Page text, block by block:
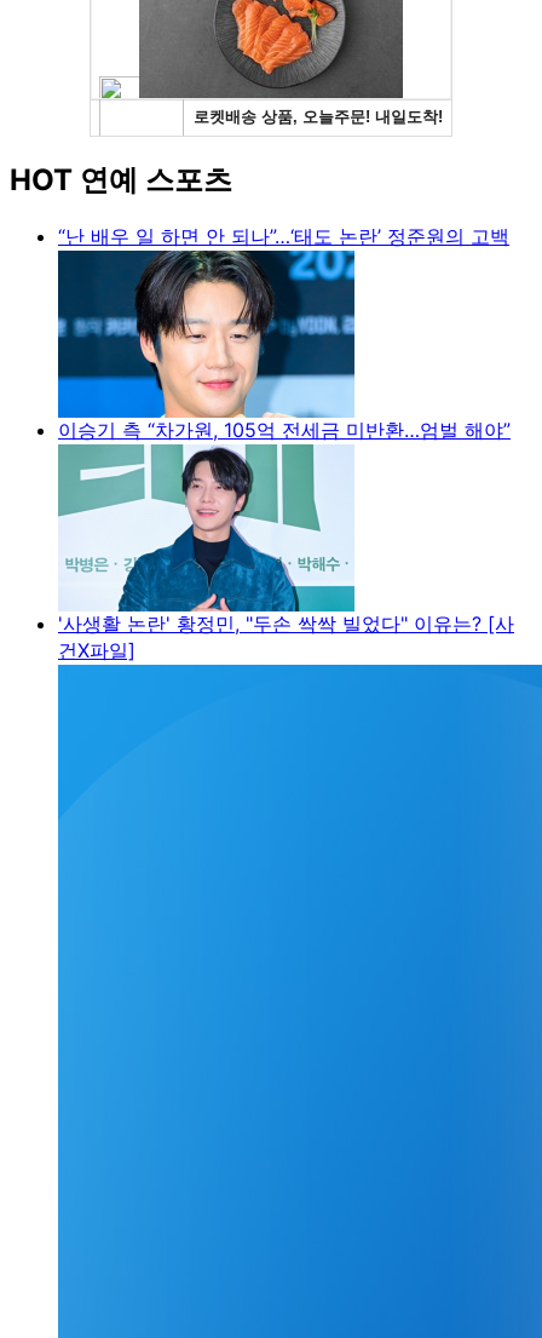
HOT 연예 스포츠
“난 배우 일 하면 안 되나”…‘태도 논란’ 정준원의 고백
이승기 측 “차가원, 105억 전세금 미반환…엄벌 해야”
'사생활 논란' 황정민, "두손 싹싹 빌었다" 이유는? [사
건X파일]